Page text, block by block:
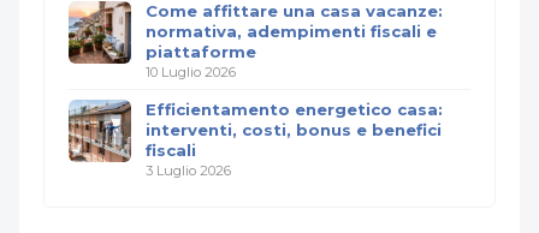
Come affittare una casa vacanze:
normativa, adempimenti fiscali e
piattaforme
10 Luglio 2026
Efficientamento energetico casa:
interventi, costi, bonus e benefici
fiscali
3 Luglio 2026